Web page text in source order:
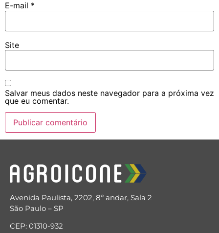
E-mail *
Site
Salvar meus dados neste navegador para a próxima vez
que eu comentar.
Avenida Paulista, 2202, 8º andar, Sala 2
São Paulo – SP
CEP: 01310-932